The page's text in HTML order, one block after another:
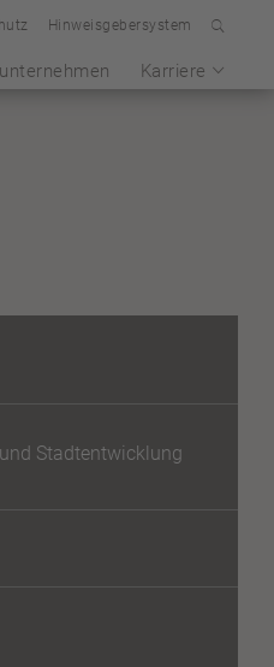
Hinweisgebersystem
Karriere
Stadtentwicklung